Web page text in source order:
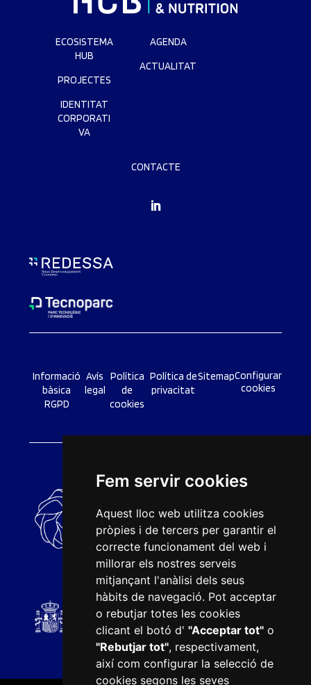
Fem servir cookies
Aquest lloc web utilitza cookies
pròpies i de tercers per garantir el
correcte funcionament del web i
millorar els nostres serveis
mitjançant l'anàlisi dels seus
hàbits de navegació. Pot acceptar
o rebutjar totes les cookies
clicant el botó d' "Acceptar tot"o
"Rebutjar tot", respectivament,
així com configurar la selecció de
cookies segons les seves
ECOSISTEMA
HUB
PROJECTES
IDENTITAT
CORPORATI
VA
AGENDA
ACTUALITAT
CONTACTE
Informació
bàsica
RGPD
Avís
legal
Política
de
cookies
Política de
privacitat
SitemapConfigurar
cookies